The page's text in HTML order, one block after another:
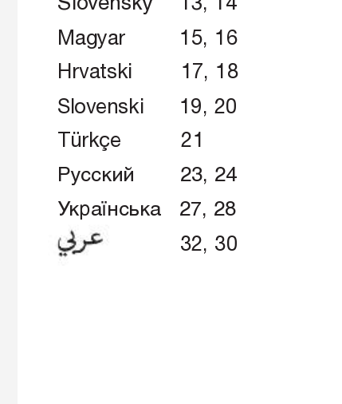
Magyar 15,
16
Hrvatski 17,
18
Slovenski 19,
20
Türkçe 21
êÛÒÒÍËÈ 23,
24
ìÍ‡ªÌÒ¸Í‡ 27, 28
32,
30